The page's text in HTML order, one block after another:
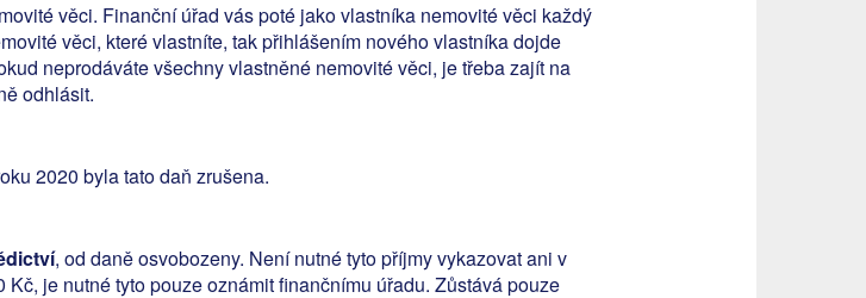
věci. Finanční úřad vás poté jako vlastníka nemovité věci každý
věci, které vlastníte, tak přihlášením nového vlastníka dojde
neprodáváte všechny vlastněné nemovité věci, je třeba zajít na
odhlásit.
2020 byla tato daň zrušena.
, od daně osvobozeny. Není nutné tyto příjmy vykazovat ani v
je nutné tyto pouze oznámit finančnímu úřadu. Zůstává pouze